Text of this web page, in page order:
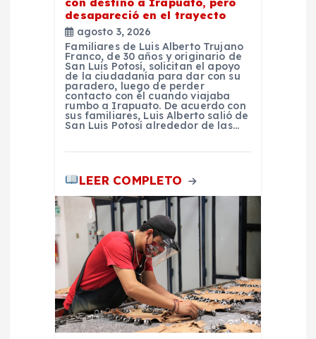
desapareció en el trayecto
agosto 3, 2026
Familiares de Luis Alberto Trujano
Franco, de 30 años y originario de
San Luis Potosí, solicitan el apoyo
de la ciudadanía para dar con su
paradero, luego de perder
contacto con él cuando viajaba
rumbo a Irapuato. De acuerdo con
sus familiares, Luis Alberto salió de
San Luis Potosí alrededor de las…
LEER COMPLETO